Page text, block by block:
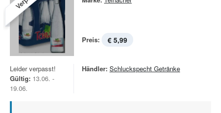
Preis: € 5,99
Leider verpasst!
Gültig: 13.06. -
19.06.
Händler: Schluckspecht Getränke